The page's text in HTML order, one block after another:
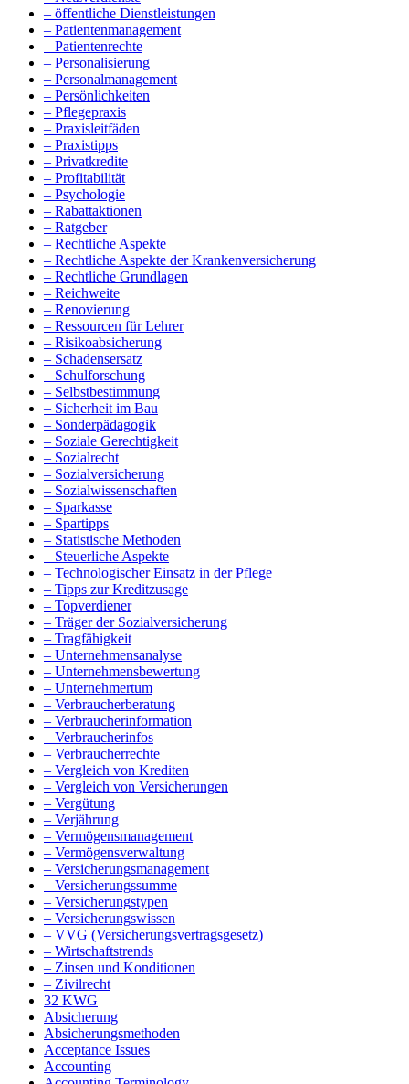
– öffentliche Dienstleistungen
– Patientenmanagement
– Patientenrechte
– Personalisierung
– Personalmanagement
– Persönlichkeiten
– Pflegepraxis
– Praxisleitfäden
– Praxistipps
– Privatkredite
– Profitabilität
– Psychologie
– Rabattaktionen
– Ratgeber
– Rechtliche Aspekte
– Rechtliche Aspekte der Krankenversicherung
– Rechtliche Grundlagen
– Reichweite
– Renovierung
– Ressourcen für Lehrer
– Risikoabsicherung
– Schadensersatz
– Schulforschung
– Selbstbestimmung
– Sicherheit im Bau
– Sonderpädagogik
– Soziale Gerechtigkeit
– Sozialrecht
– Sozialversicherung
– Sozialwissenschaften
– Sparkasse
– Spartipps
– Statistische Methoden
– Steuerliche Aspekte
– Technologischer Einsatz in der Pflege
– Tipps zur Kreditzusage
– Topverdiener
– Träger der Sozialversicherung
– Tragfähigkeit
– Unternehmensanalyse
– Unternehmensbewertung
– Unternehmertum
– Verbraucherberatung
– Verbraucherinformation
– Verbraucherinfos
– Verbraucherrechte
– Vergleich von Krediten
– Vergleich von Versicherungen
– Vergütung
– Verjährung
– Vermögensmanagement
– Vermögensverwaltung
– Versicherungsmanagement
– Versicherungssumme
– Versicherungstypen
– Versicherungswissen
– VVG (Versicherungsvertragsgesetz)
– Wirtschaftstrends
– Zinsen und Konditionen
– Zivilrecht
32 KWG
Absicherung
Absicherungsmethoden
Acceptance Issues
Accounting